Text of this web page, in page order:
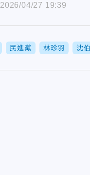
2026/04/27 19:39
民進黨 林珍羽 沈